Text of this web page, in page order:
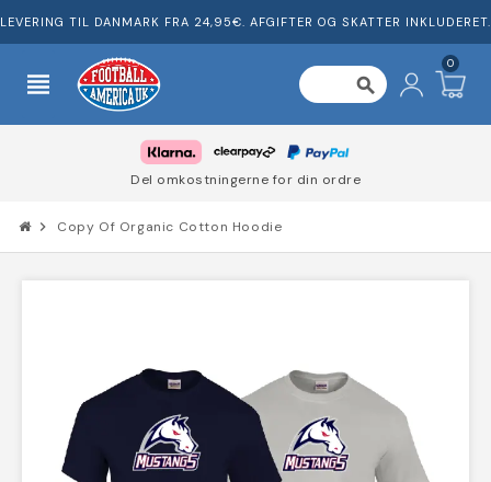
LEVERING TIL DANMARK FRA 24,95€. AFGIFTER OG SKATTER INKLUDERET.
view_headline search
0
Del omkostningerne for din ordre
chevron_right Copy Of Organic Cotton Hoodie